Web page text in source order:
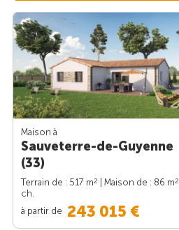
Maison à
Sauveterre-de-Guyenne
(33)
Terrain de : 517 m2 | Maison de : 86 m2
ch.
à partir de 243 015 €